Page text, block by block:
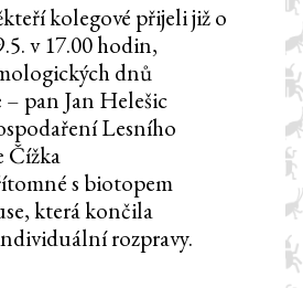
kolegové přijeli již o
v 17.00 hodin,
dnů
pan Jan Helešic
Lesního
Čížka
s biotopem
která končila
rozpravy.